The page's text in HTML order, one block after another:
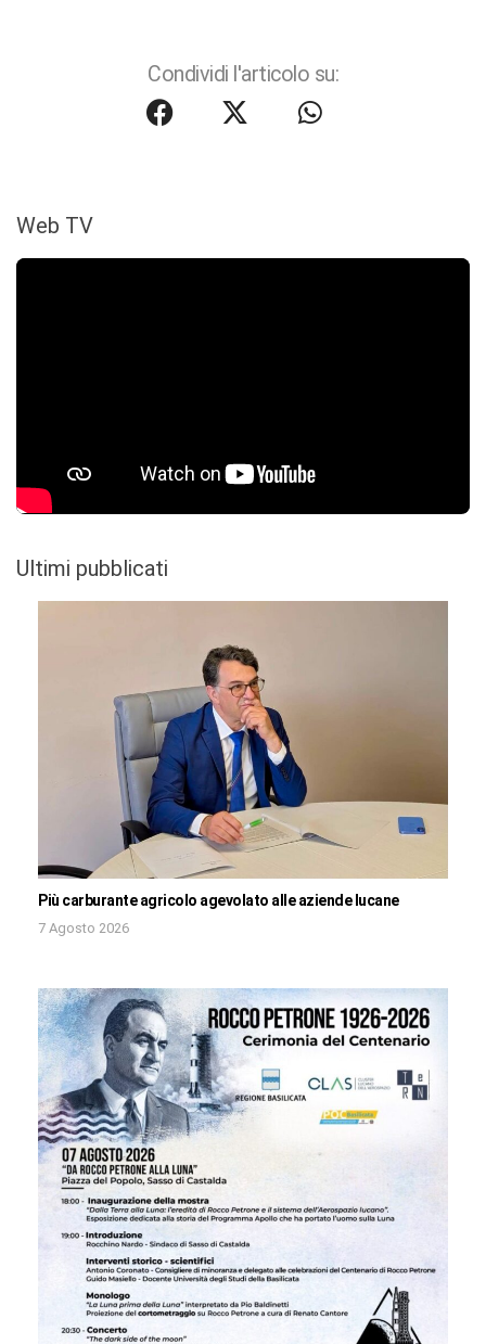
Condividi l'articolo su:
Web TV
Ultimi pubblicati
Più carburante agricolo agevolato alle aziende lucane
7 Agosto 2026